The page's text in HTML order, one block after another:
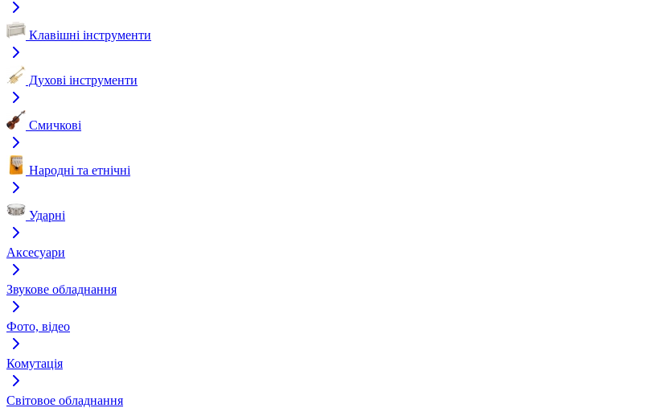
Клавішні інструменти
Духові інструменти
Смичкові
Народні та етнічні
Ударні
Аксесуари
Звукове обладнання
Фото, відео
Комутація
Світовое обладнання